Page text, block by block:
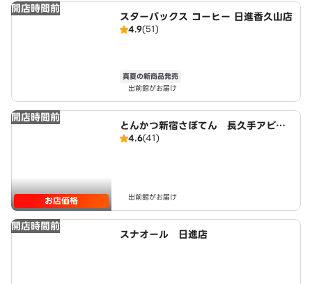
開店時間前
スターバックス コーヒー 日進香久山店
4.9(51)
真夏の新商品発売
出前館がお届け
開店時間前
お店価格
とんかつ新宿さぼてん 長久手アピタ
店4.6(41)
出前館がお届け
開店時間前
スナオール 日進店